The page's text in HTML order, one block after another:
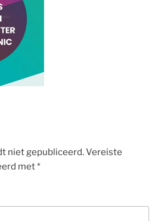
niet gepubliceerd.Vereiste
met*